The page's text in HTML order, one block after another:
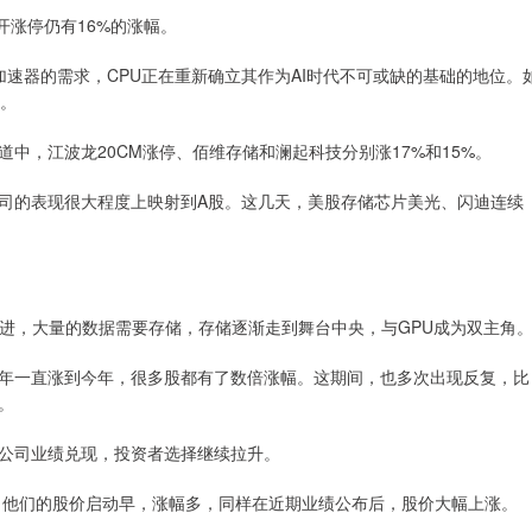
停仍有16%的涨幅。
器的需求，CPU正在重新确立其作为AI时代不可或缺的基础的地位。
，江波龙20CM涨停、佰维存储和澜起科技分别涨17%和15%。
表现很大程度上映射到A股。这几天，美股存储芯片美光、闪迪连续
，大量的数据需要存储，存储逐渐走到舞台中央，与GPU成为双主角。
直涨到今年，很多股都有了数倍涨幅。这期间，也多次出现反复，比
业绩兑现，投资者选择继续拉升。
的股价启动早，涨幅多，同样在近期业绩公布后，股价大幅上涨。